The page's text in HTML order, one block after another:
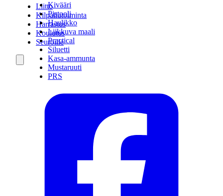
Kivääri
Pistooli
Haulikko
Liikkuva maali
Practical
Siluetti
Kasa-ammunta
Mustaruuti
PRS
Liitto
Kilpailutoiminta
Harrastus
Koulutus
Seuroille